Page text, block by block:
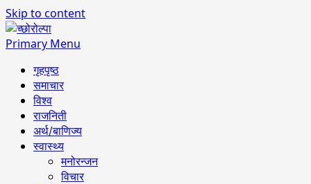
Skip to content
Primary Menu
गृहपृष्ठ
समाचार
विश्व
राजनिती
अर्थ/बाणिज्य
स्वास्थ्य
मनोरन्जन
विचार